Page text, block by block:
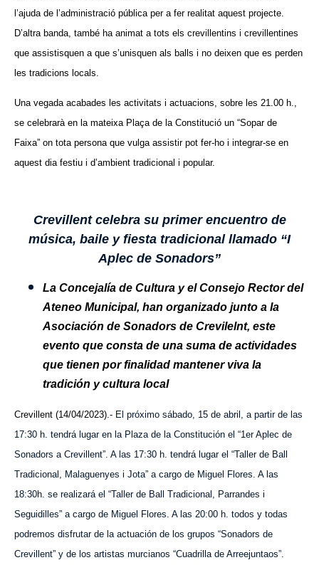
l’ajuda de l’administració pública per a fer realitat aquest projecte.
D’altra banda, també ha animat a tots els crevillentins i crevillentines
que assistisquen a que s’unisquen als balls i no deixen que es perden
les tradicions locals.
Una vegada acabades les activitats i actuacions, sobre les 21.00 h.,
se celebrarà en la mateixa Plaça de la Constitució un “Sopar de
Faixa” on tota persona que vulga assistir pot fer-ho i integrar-se en
aquest dia festiu i d’ambient tradicional i popular.
Crevillent celebra su primer encuentro de
música, baile y fiesta tradicional llamado “I
Aplec de Sonadors”
La Concejalía de Cultura y el Consejo Rector del
Ateneo Municipal, han organizado junto a la
Asociación de Sonadors de Crevilelnt, este
evento que consta de una suma de actividades
que tienen por finalidad mantener viva la
tradición y cultura local
Crevillent (14/04/2023).- El próximo sábado, 15 de abril, a partir de las
17:30 h. tendrá lugar en la Plaza de la Constitución el “1er Aplec de
Sonadors a Crevillent”. A las 17:30 h. tendrá lugar el “Taller de Ball
Tradicional, Malaguenyes i Jota” a cargo de Miguel Flores. A las
18:30h. se realizará el “Taller de Ball Tradicional, Parrandes i
Seguidilles” a cargo de Miguel Flores. A las 20:00 h. todos y todas
podremos disfrutar de la actuación de los grupos “Sonadors de
Crevillent” y de los artistas murcianos “Cuadrilla de Arreejuntaos”.